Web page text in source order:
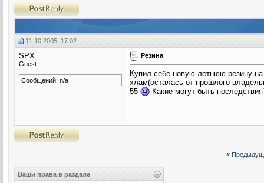
11.10.2005, 17:02
SPX
Guest
Сообщений: n/a
Резина
Купил себе новую летнюю резину
хлам(осталась от прошлого
55
Какие могут быть
«
Ваши права в разделе